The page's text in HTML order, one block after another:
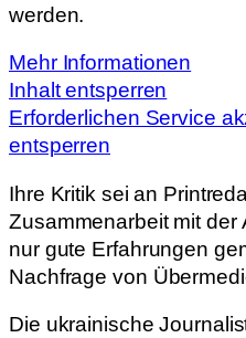
werden.
Mehr Informationen
Inhalt entsperren
Erforderlichen Service
entsperren
Ihre Kritik sei an
Zusammenarbeit mit
nur gute Erfahrungen
Nachfrage von
Die ukrainische